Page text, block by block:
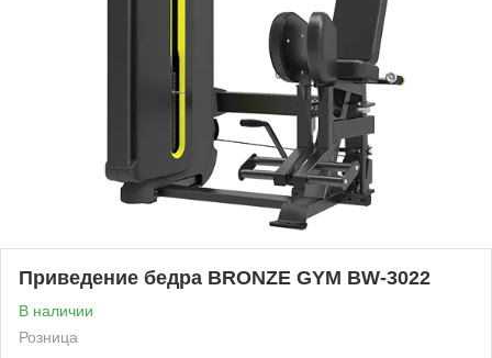
Приведение бедра BRONZE GYM BW-3022
В наличии
Розница